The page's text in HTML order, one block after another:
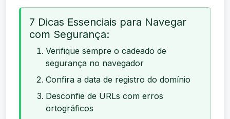
7 Dicas Essenciais para Navegar
com Segurança:
Verifique sempre o cadeado de
segurança no navegador
Confira a data de registro do domínio
Desconfie de URLs com erros
ortográficos